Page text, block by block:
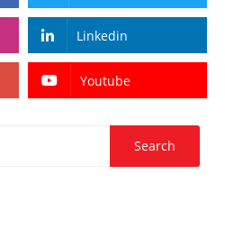
Linkedin
Youtube